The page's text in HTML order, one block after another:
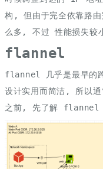
构, 但由于完全依靠路
么多, 不过 性能损失较
flannel
flannel 几乎是最早的
设计实用而简洁, 所以
之前, 先了解 flannel